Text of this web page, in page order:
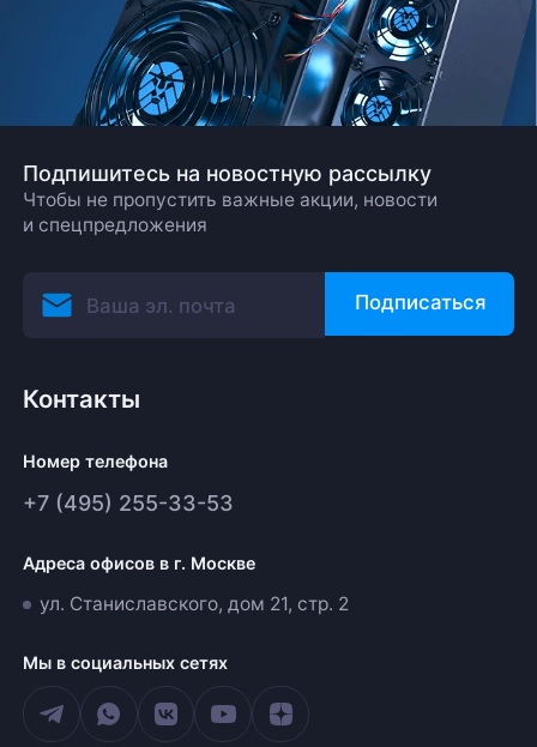
Подпишитесь на новостную рассылку
Чтобы не пропустить важные акции, новости
и спецпредложения
Подписаться
Контакты
Номер телефона
+7 (495) 255-33-53
Адреса офисов в г. Москве
ул. Станиславского, дом 21, стр. 2
Мы в социальных сетях